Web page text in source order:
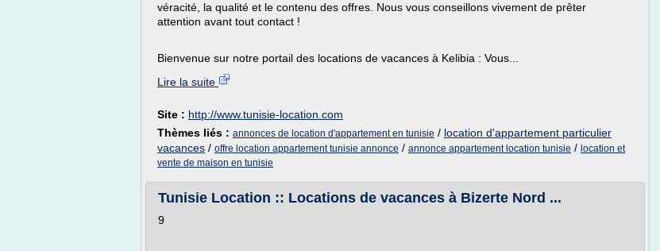
véracité, la qualité et le contenu des offres. Nous vous conseillons vivement de prêter
attention avant tout contact !
Bienvenue sur notre portail des locations de vacances à Kelibia : Vous...
Lire la suite
Site : http://www.tunisie-location.com
Thèmes liés : annonces de location d'appartement en tunisie / location d'appartement particulier
vacances / offre location appartement tunisie annonce / annonce appartement location tunisie / location et
vente de maison en tunisie
Tunisie Location :: Locations de vacances à Bizerte Nord ...
9